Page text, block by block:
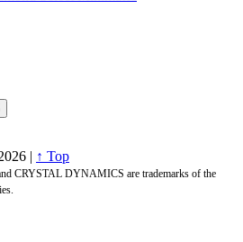
| ↑ Top
CRYSTAL DYNAMICS are trademarks of the